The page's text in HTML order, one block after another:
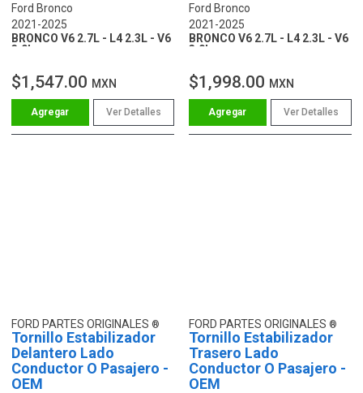
Ford Bronco
2021-2025
BRONCO V6 2.7L - L4 2.3L - V6
3.0L
$1,547.00 MXN
Ver Detalles
Ford Bronco
2021-2025
BRONCO V6 2.7L - L4 2.3L - V6
3.0L
$1,998.00 MXN
Ver Detalles
FORD PARTES ORIGINALES
Tornillo Estabilizador
Delantero Lado
Conductor O Pasajero -
OEM
FORD PARTES ORIGINALES
Tornillo Estabilizador
Trasero Lado
Conductor O Pasajero -
OEM